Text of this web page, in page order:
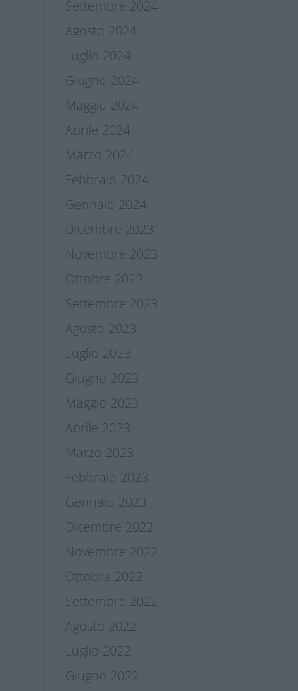
Settembre 2024
Agosto 2024
Luglio 2024
Giugno 2024
Maggio 2024
Aprile 2024
Marzo 2024
Febbraio 2024
Gennaio 2024
Dicembre 2023
Novembre 2023
Ottobre 2023
Settembre 2023
Agosto 2023
Luglio 2023
Giugno 2023
Maggio 2023
Aprile 2023
Marzo 2023
Febbraio 2023
Gennaio 2023
Dicembre 2022
Novembre 2022
Ottobre 2022
Settembre 2022
Agosto 2022
Luglio 2022
Giugno 2022